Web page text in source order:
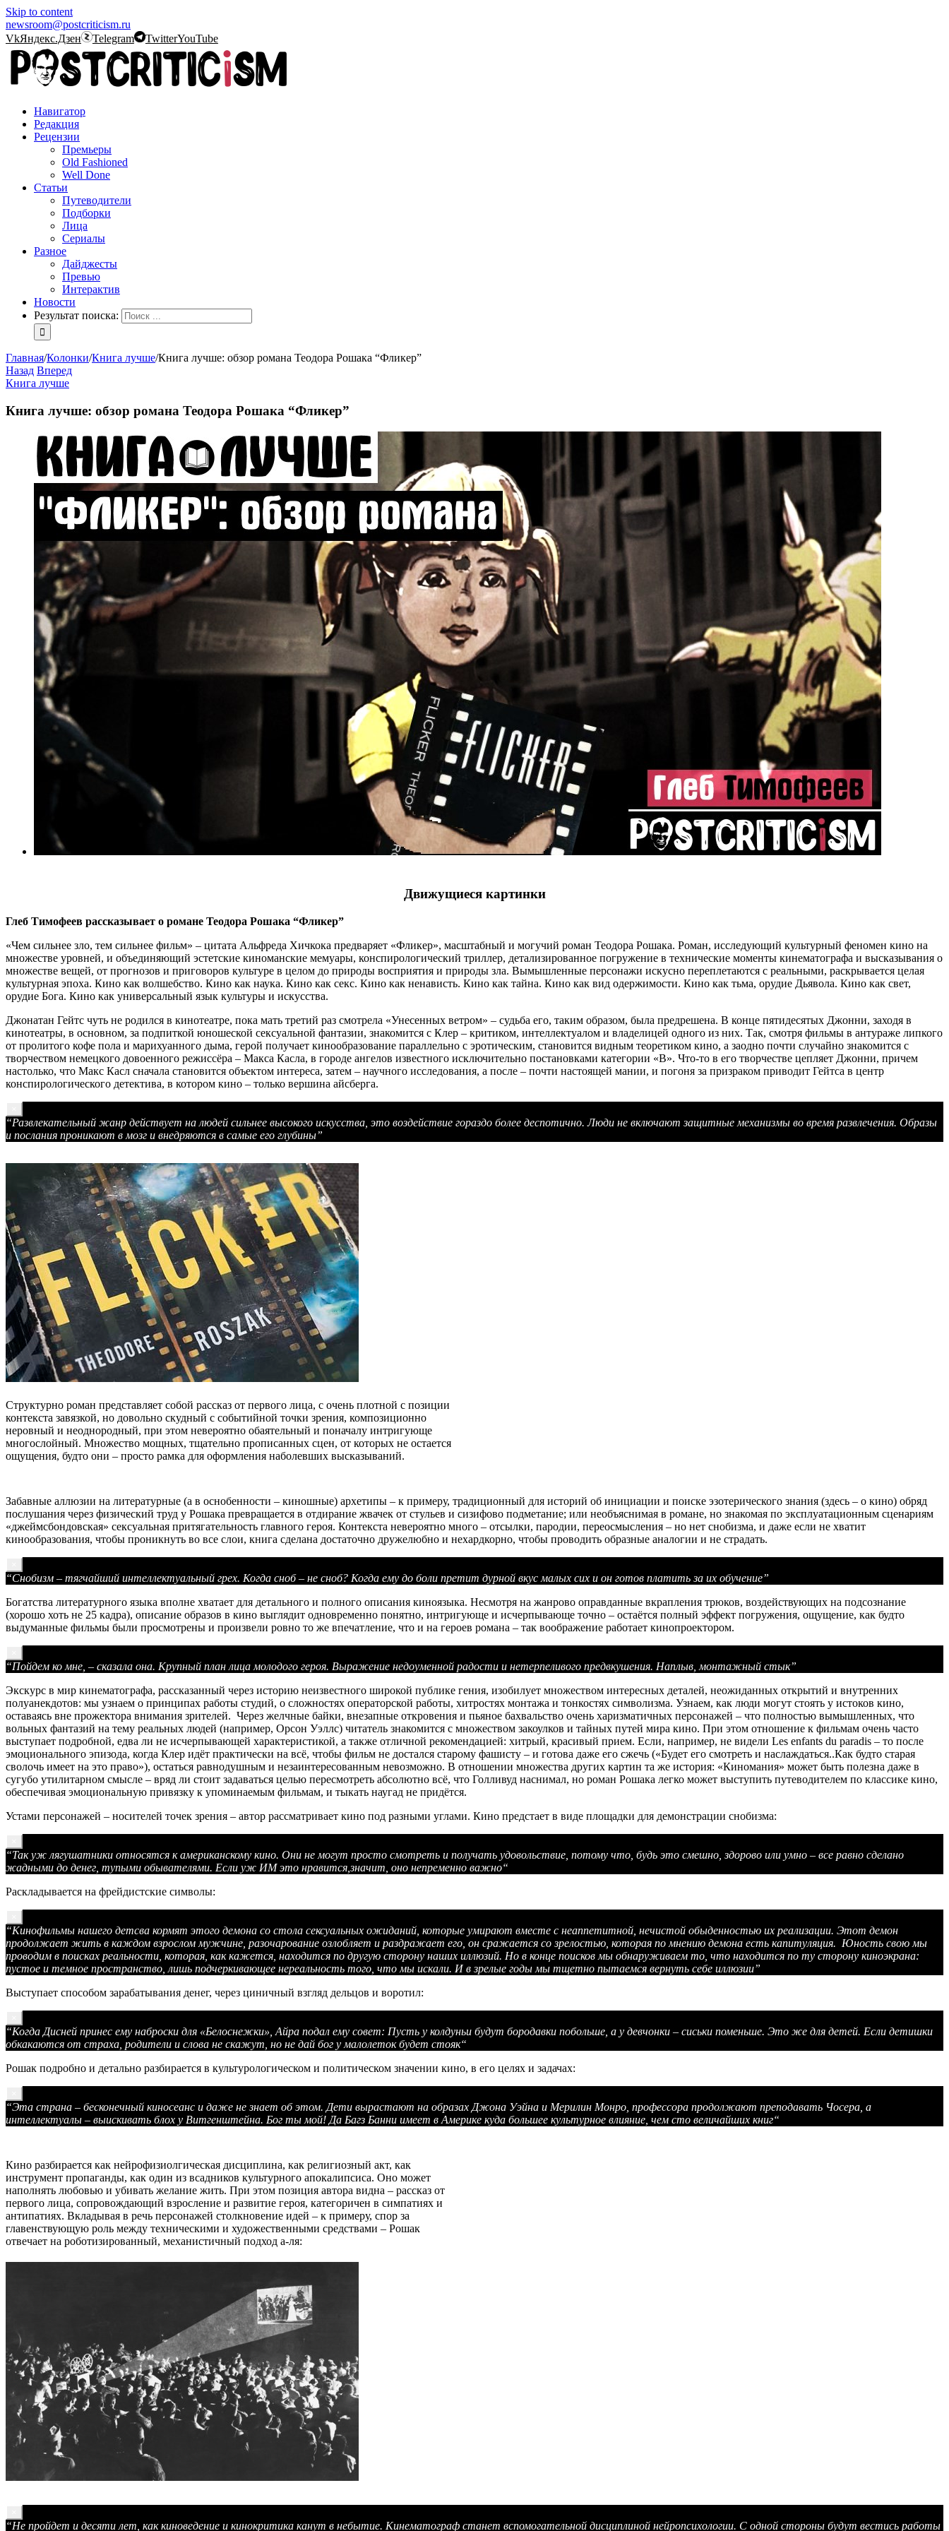
Skip to content
newsroom@postcriticism.ru
VkЯндекс.Дзен Telegram TwitterYouTube
Навигатор
Редакция
Рецензии
Премьеры
Old Fashioned
Well Done
Статьи
Путеводители
Подборки
Лица
Сериалы
Разное
Дайджесты
Превью
Интерактив
Новости
Результат поиска:
Главная/Колонки/Книга лучше/Книга лучше: обзор романа Теодора Рошака “Фликер”
Назад Вперед
Книга лучше
Книга лучше: обзор романа Теодора Рошака “Фликер”
Движущиеся картинки
Глеб Тимофеев рассказывает о романе Теодора Рошака “Фликер”
«Чем сильнее зло, тем сильнее фильм» – цитата Альфреда Хичкока предваряет «Фликер», масштабный и могучий роман Теодора Рошака. Роман, исследующий культурный феномен кино на
множестве уровней, и объединяющий эстетские киноманские мемуары, конспирологический триллер, детализированное погружение в технические моменты кинематографа и высказывания о
множестве вещей, от прогнозов и приговоров культуре в целом до природы восприятия и природы зла. Вымышленные персонажи искусно переплетаются с реальными, раскрывается целая
культурная эпоха. Кино как волшебство. Кино как наука. Кино как секс. Кино как ненависть. Кино как тайна. Кино как вид одержимости. Кино как тьма, орудие Дьявола. Кино как свет,
орудие Бога. Кино как универсальный язык культуры и искусства.
Джонатан Гейтс чуть не родился в кинотеатре, пока мать третий раз смотрела «Унесенных ветром» – судьба его, таким образом, была предрешена. В конце пятидесятых Джонни, заходя в
кинотеатры, в основном, за подпиткой юношеской сексуальной фантазии, знакомится с Клер – критиком, интеллектуалом и владелицей одного из них. Так, смотря фильмы в антураже липкого
от пролитого кофе пола и марихуанного дыма, герой получает кинообразование параллельно с эротическим, становится видным теоретиком кино, а заодно почти случайно знакомится с
творчеством немецкого довоенного режиссёра – Макса Касла, в городе ангелов известного исключительно постановками категории «В». Что-то в его творчестве цепляет Джонни, причем
настолько, что Макс Касл сначала становится объектом интереса, затем – научного исследования, а после – почти настоящей мании, и погоня за призраком приводит Гейтса в центр
конспирологического детектива, в котором кино – только вершина айсберга.
“Развлекательный жанр действует на людей сильнее высокого искусства, это воздействие гораздо более деспотично. Люди не включают защитные механизмы во время развлечения. Образы
и послания проникают в мозг и внедряются в самые его глубины”
Структурно роман представляет собой рассказ от первого лица, с очень плотной с позиции
контекста завязкой, но довольно скудный с событийной точки зрения, композиционно
неровный и неоднородный, при этом невероятно обаятельный и поначалу интригующе
многослойный. Множество мощных, тщательно прописанных сцен, от которых не остается
ощущения, будто они – просто рамка для оформления наболевших высказываний.
Забавные аллюзии на литературные (а в оснобенности – киношные) архетипы – к примеру, традиционный для историй об инициации и поиске эзотерического знания (здесь – о кино) обряд
послушания через физический труд у Рошака превращается в отдирание жвачек от стульев и сизифово подметание; или необъяснимая в романе, но знакомая по эксплуатационным сценариям
«джеймсбондовская» сексуальная притягательность главного героя. Контекста невероятно много – отсылки, пародии, переосмысления – но нет снобизма, и даже если не хватит
кинообразования, чтобы проникнуть во все слои, книга сделана достаточно дружелюбно и нехардкорно, чтобы проводить образные аналогии и не страдать.
“Снобизм – тягчайший интеллектуальный грех. Когда сноб – не сноб? Когда ему до боли претит дурной вкус малых сих и он готов платить за их обучение”
Богатства литературного языка вполне хватает для детального и полного описания киноязыка. Несмотря на жанрово оправданные вкрапления трюков, воздействующих на подсознание
(хорошо хоть не 25 кадра), описание образов в кино выглядит одновременно понятно, интригующе и исчерпывающе точно – остаётся полный эффект погружения, ощущение, как будто
выдуманные фильмы были просмотрены и произвели ровно то же впечатление, что и на героев романа – так воображение работает кинопроектором.
“Пойдем ко мне, – сказала она. Крупный план лица молодого героя. Выражение недоуменной радости и нетерпеливого предвкушения. Наплыв, монтажный стык”
Экскурс в мир кинематографа, рассказанный через историю неизвестного широкой публике гения, изобилует множеством интересных деталей, неожиданных открытий и внутренних
полуанекдотов: мы узнаем о принципах работы студий, о сложностях операторской работы, хитростях монтажа и тонкостях символизма. Узнаем, как люди могут стоять у истоков кино,
оставаясь вне прожектора внимания зрителей. Через желчные байки, внезапные откровения и пьяное бахвальство очень харизматичных персонажей – что полностью вымышленных, что
вольных фантазий на тему реальных людей (например, Орсон Уэллс) читатель знакомится с множеством закоулков и тайных путей мира кино. При этом отношение к фильмам очень часто
выступает подробной, едва ли не исчерпывающей характеристикой, а также отличной рекомендацией: хитрый, красивый прием. Если, например, не видели Les enfants du paradis – то после
эмоционального эпизода, когда Клер идёт практически на всё, чтобы фильм не достался старому фашисту – и готова даже его сжечь («Будет его смотреть и наслаждаться..Как будто старая
сволочь имеет на это право»), остаться равнодушным и незаинтересованным невозможно. В отношении множества других картин та же история: «Киномания» может быть полезна даже в
сугубо утилитарном смысле – вряд ли стоит задаваться целью пересмотреть абсолютно всё, что Голливуд наснимал, но роман Рошака легко может выступить путеводителем по классике кино,
обеспечивая эмоциональную привязку к упоминаемым фильмам, и тыкать наугад не придётся.
Устами персонажей – носителей точек зрения – автор рассматривает кино под разными углами. Кино предстает в виде площадки для демонстрации снобизма:
“Так уж лягушатники относятся к американскому кино. Они не могут просто смотреть и получать удовольствие, потому что, будь это смешно, здорово или умно – все равно сделано
жадными до денег, тупыми обывателями. Если уж ИМ это нравится,значит, оно непременно важно“
Раскладывается на фрейдистские символы:
“Кинофильмы нашего детсва кормят этого демона со стола сексуальных ожиданий, которые умирают вместе с неаппетитной, нечистой обыденностью их реализации. Этот демон
продолжает жить в каждом взрослом мужчине, разочарование озлобляет и раздражает его, он сражается со зрелостью, которая по мнению демона есть капитуляция. Юность свою мы
проводим в поисках реальности, которая, как кажется, находится по другую сторону наших иллюзий. Но в конце поисков мы обнаруживаем то, что находится по ту сторону киноэкрана:
пустое и темное пространство, лишь подчеркивающее нереальность того, что мы искали. И в зрелые годы мы тщетно пытаемся вернуть себе иллюзии”
Выступает способом зарабатывания денег, через циничный взгляд дельцов и воротил:
“Когда Дисней принес ему наброски для «Белоснежки», Айра подал ему совет: Пусть у колдуньи будут бородавки побольше, а у девчонки – сиськи поменьше. Это же для детей. Если детишки
обкакаются от страха, родители и слова не скажут, но не дай бог у малолеток будет стояк“
Рошак подробно и детально разбирается в культурологическом и политическом значении кино, в его целях и задачах:
“Эта страна – бесконечный киносеанс и даже не знает об этом. Дети вырастают на образах Джона Уэйна и Мерилин Монро, профессора продолжают преподавать Чосера, а
интеллектуалы – выискивать блох у Витгенштейна. Бог ты мой! Да Багз Банни имеет в Америке куда большее культурное влияние, чем сто величайших книг“
Кино разбирается как нейрофизиолгическая дисциплина, как религиозный акт, как
инструмент пропаганды, как один из всадников культурного апокалипсиса. Оно может
наполнять любовью и убивать желание жить. При этом позиция автора видна – рассказ от
первого лица, сопровождающий взросление и развитие героя, категоричен в симпатиях и
антипатиях. Вкладывая в речь персонажей столкновение идей – к примеру, спор за
главенствующую роль между техническими и художественными средствами – Рошак
отвечает на роботизированный, механистичный подход а-ля:
“Не пройдет и десяти лет, как киноведение и кинокритика канут в небытие. Кинематограф станет вспомогательной дисциплиной нейропсихологии. С одной стороны будут вестись работы